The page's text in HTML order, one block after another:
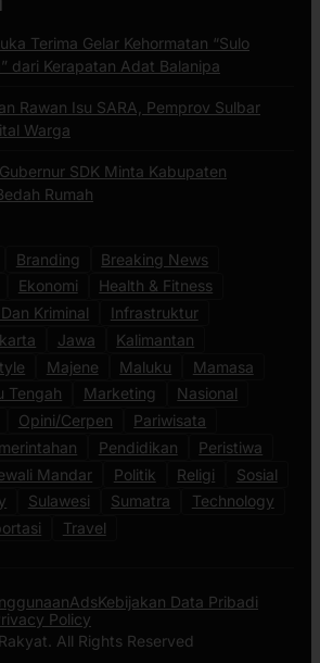
Terima Gelar Kehormatan “Sulo
dari Kerapatan Adat Balanipa
Rawan Isu SARA, Pemprov Sulbar
Warga
SDK Minta Kabupaten
Rumah
Branding
Breaking News
Ekonomi
Health & Fitness
Kriminal
Infrastruktur
Jawa
Kalimantan
Majene Maluku
Mamasa
Tengah Marketing
Nasional
Opini/Cerpen
Pariwisata
Pendidikan
Peristiwa
Mandar Politik Religi
Sosial
Sulawesi Sumatra
Technology
Travel
AdsKebijakan Data Pribadi
Policy
All Rights Reserved